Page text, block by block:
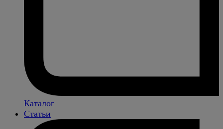
Каталог
Статьи